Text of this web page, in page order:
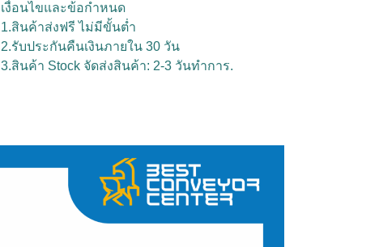
เงื่อนไขและข้อกำหนด
1.สินค้าส่งฟรี ไม่มีขั้นต่ำ
2.รับประกันคืนเงินภายใน 30 วัน
3.สินค้า Stock จัดส่งสินค้า: 2-3 วันทำการ.